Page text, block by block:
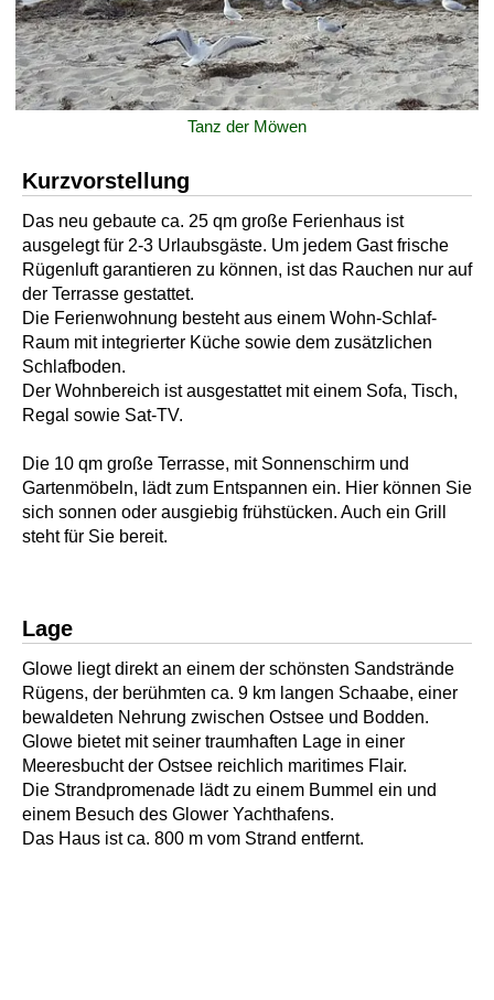
Tanz der Möwen
Kurzvorstellung
Das neu gebaute ca. 25 qm große Ferienhaus ist
ausgelegt für 2-3 Urlaubsgäste. Um jedem Gast frische
Rügenluft garantieren zu können, ist das Rauchen nur auf
der Terrasse gestattet.
Die Ferienwohnung besteht aus einem Wohn-Schlaf-
Raum mit integrierter Küche sowie dem zusätzlichen
Schlafboden.
Der Wohnbereich ist ausgestattet mit einem Sofa, Tisch,
Regal sowie Sat-TV.
Die 10 qm große Terrasse, mit Sonnenschirm und
Gartenmöbeln, lädt zum Entspannen ein. Hier können Sie
sich sonnen oder ausgiebig frühstücken. Auch ein Grill
steht für Sie bereit.
Lage
Glowe liegt direkt an einem der schönsten Sandstrände
Rügens, der berühmten ca. 9 km langen Schaabe, einer
bewaldeten Nehrung zwischen Ostsee und Bodden.
Glowe bietet mit seiner traumhaften Lage in einer
Meeresbucht der Ostsee reichlich maritimes Flair.
Die Strandpromenade lädt zu einem Bummel ein und
einem Besuch des Glower Yachthafens.
Das Haus ist ca. 800 m vom Strand entfernt.